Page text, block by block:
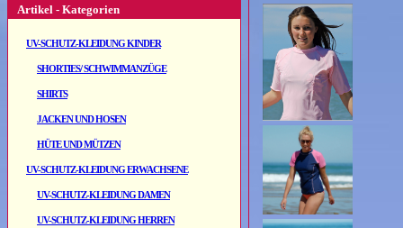
Artikel - Kategorien
UV-SCHUTZ-KLEIDUNG KINDER
SHORTIES/ SCHWIMMANZÜGE
SHIRTS
JACKEN UND HOSEN
HÜTE UND MÜTZEN
UV-SCHUTZ-KLEIDUNG ERWACHSENE
UV-SCHUTZ-KLEIDUNG DAMEN
UV-SCHUTZ-KLEIDUNG HERREN